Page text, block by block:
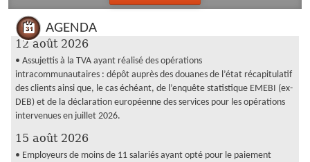
AGENDA
12 août 2026
• Assujettis à la TVA ayant réalisé des opérations
intracommunautaires : dépôt auprès des douanes de l’état récapitulatif
des clients ainsi que, le cas échéant, de l’enquête statistique EMEBI (ex-
DEB) et de la déclaration européenne des services pour les opérations
intervenues en juillet 2026.
15 août 2026
• Employeurs de moins de 11 salariés ayant opté pour le paiement